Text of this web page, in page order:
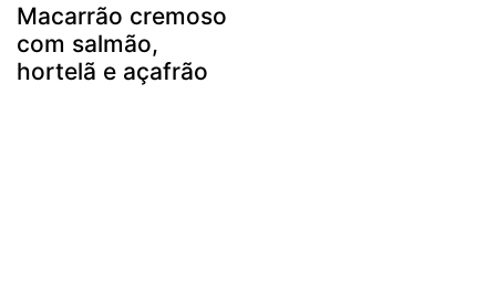
Macarrão cremoso
com salmão,
hortelã e açafrão